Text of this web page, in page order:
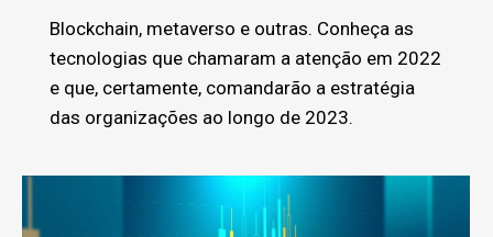
Blockchain, metaverso e outras. Conheça as
tecnologias que chamaram a atenção em 2022
e que, certamente, comandarão a estratégia
das organizações ao longo de 2023.